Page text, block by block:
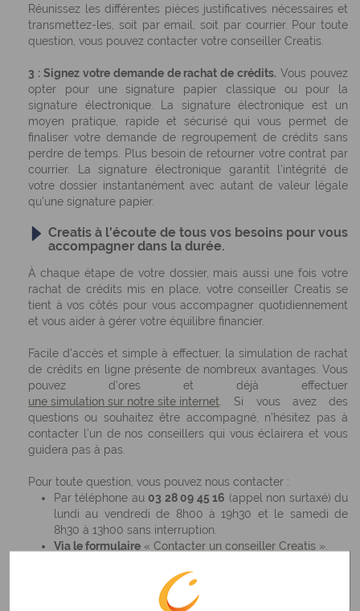
Réunissez les différentes pièces justificatives nécessaires et
transmettez-les, soit par email, soit par courrier. Pour toute
question, vous pouvez contacter votre conseiller Creatis.
3 : Signez votre demande de rachat de crédits. Vous pouvez
opter pour une signature papier classique ou pour la
signature électronique. La signature électronique est un
moyen pratique, rapide et sécurisé qui vous permet de
finaliser votre demande de regroupement de crédits sans
perdre de temps. Plus besoin de retourner votre contrat par
courrier. La signature électronique garantit l'intégrité de
votre dossier instantanément avec autant de valeur légale
qu'une signature papier.
Creatis à l'écoute de tous vos besoins pour vous
accompagner dans la durée.
À chaque étape de votre dossier, mais aussi une fois votre
rachat de crédits mis en place, votre conseiller Creatis se
tient à vos côtés pour vous accompagner quotidiennement
et vous aider à gérer votre équilibre financier.
Facile d'accès et simple à effectuer, la simulation de rachat
de crédits en ligne présente de nombreux avantages. Vous
pouvez d'ores et déjà effectuer
une simulation sur notre site internet . Si vous avez des
questions ou souhaitez être accompagné, n'hésitez pas à
contacter l'un de nos conseillers qui vous éclairera et vous
guidera pas à pas.
Pour toute question, vous pouvez nous contacter :
Par téléphone au03 28 09 45 16 (appel non surtaxé) du
lundi au vendredi de 8h00 à 19h30 et le samedi de
8h30 à 13h00 sans interruption.
Via le formulaire « Contacter un conseiller Creatis ».